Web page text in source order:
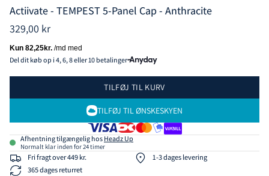
Actiivate - TEMPEST 5-Panel Cap - Anthracite
329,00 kr
Del dit køb op i 4, 6, 8 eller 10 betalinger
TILFØJ TIL KURV
TILFØJ TIL ØNSKESKYEN
Afhentning tilgængelig hosHeadz Up
Normalt klar inden for 24 timer
Fri fragt over 449 kr.
1-3 dages levering
365 dages returret